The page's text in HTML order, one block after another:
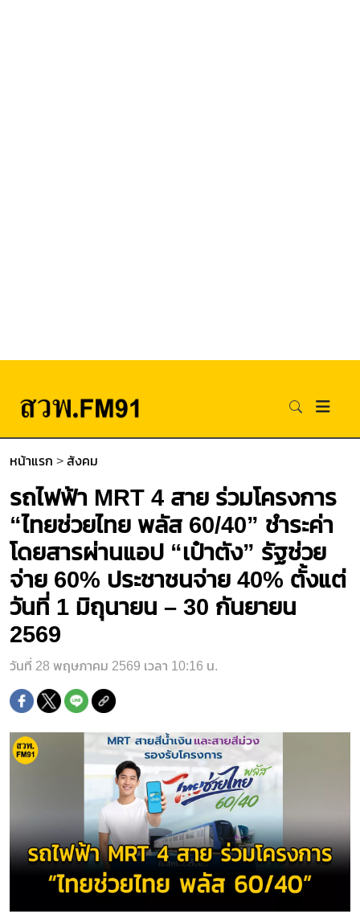
หน้าแรก > สังคม
รถไฟฟ้า MRT 4 สาย ร่วมโครงการ
“ไทยช่วยไทย พลัส 60/40” ชำระค่า
โดยสารผ่านแอป “เป๋าตัง” รัฐช่วย
จ่าย 60% ประชาชนจ่าย 40% ตั้งแต่
วันที่ 1 มิถุนายน – 30 กันยายน
2569
วันที่ 28 พฤษภาคม 2569 เวลา 10:16 น.